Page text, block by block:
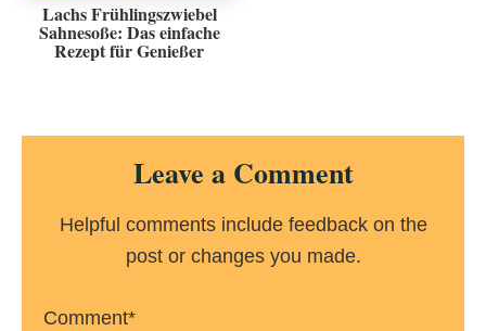
Lachs Frühlingszwiebel
Sahnesoße: Das einfache
Rezept für Genießer
Reader
InteractionsLeave a Comment
Helpful comments include feedback on the
post or changes you made.
Comment*